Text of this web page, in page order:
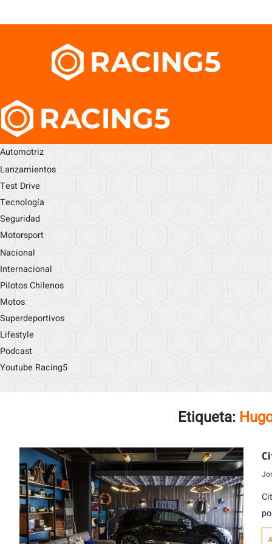
Automotriz
Lanzamientos
Test Drive
Tecnología
Seguridad
Motorsport
Nacional
Internacional
Pilotos Chilenos
Motos
Superdeportivos
Lifestyle
Podcast
Youtube Racing5
Etiqueta:
la